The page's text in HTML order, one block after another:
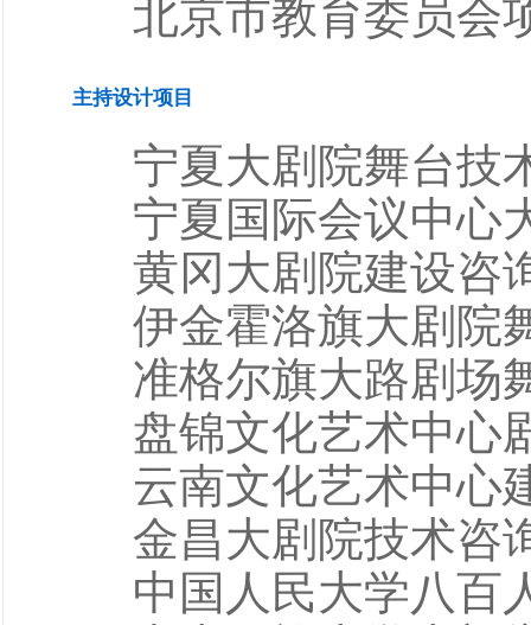
北京市教育委员会
主持设计项目
宁夏大剧院舞台技
宁夏国际会议中心
黄冈大剧院建设咨
伊金霍洛旗大剧院
准格尔旗大路剧场
盘锦文化艺术中心
云南文化艺术中心
金昌大剧院技术咨
中国人民大学八百